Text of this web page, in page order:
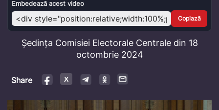
Embedează acest video
Copiază
Ședința Comisiei Electorale Centrale din 18
octombrie 2024
Share